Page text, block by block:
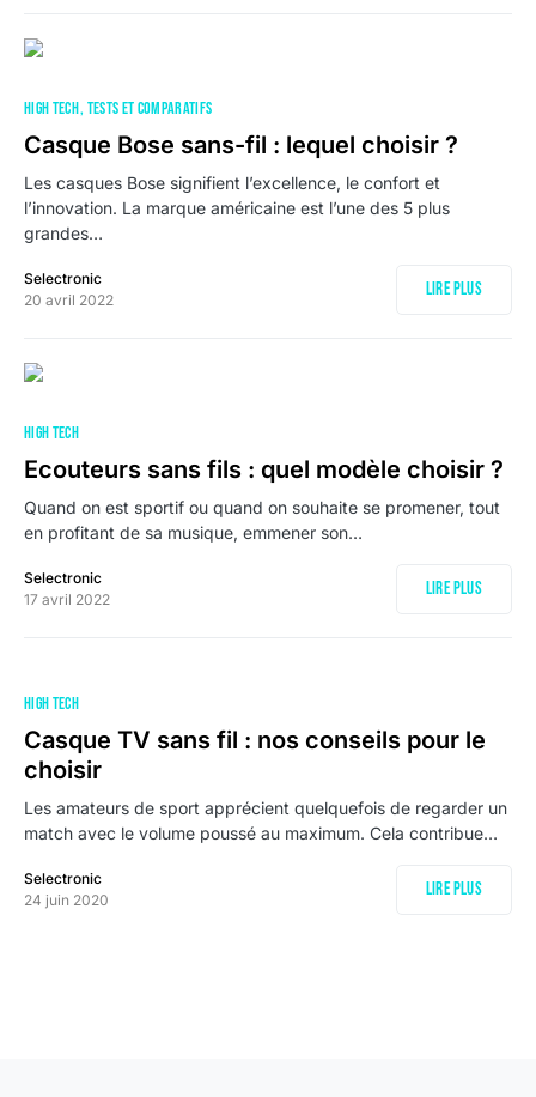
HIGH TECH TESTS ET COMPARATIFS
Casque Bose sans-fil : lequel choisir ?
Les casques Bose signifient l’excellence, le confort et
l’innovation. La marque américaine est l’une des 5 plus
grandes…
Selectronic
20 avril 2022
Lire plus
HIGH TECH
Ecouteurs sans fils : quel modèle choisir ?
Quand on est sportif ou quand on souhaite se promener, tout
en profitant de sa musique, emmener son…
Selectronic
17 avril 2022
Lire plus
HIGH TECH
Casque TV sans fil : nos conseils pour le
choisir
Les amateurs de sport apprécient quelquefois de regarder un
match avec le volume poussé au maximum. Cela contribue…
Selectronic
24 juin 2020
Lire plus